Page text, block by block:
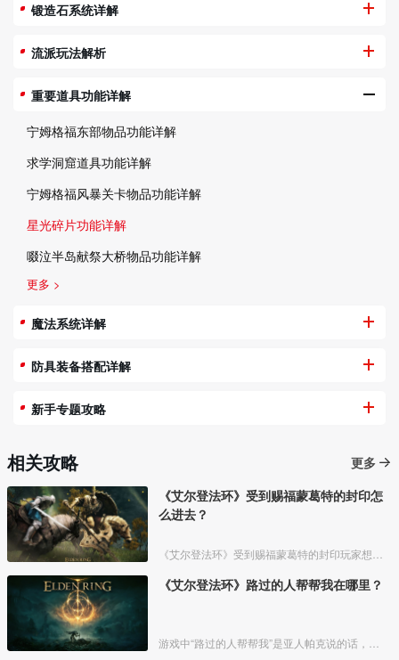
锻造石系统详解
流派玩法解析
重要道具功能详解
宁姆格福东部物品功能详解
求学洞窟道具功能详解
宁姆格福风暴关卡物品功能详解
星光碎片功能详解
啜泣半岛献祭大桥物品功能详解
更多 >
魔法系统详解
防具装备搭配详解
新手专题攻略
相关攻略
更多
《艾尔登法环》受到赐福蒙葛特的封印怎
么进去？
《艾尔登法环》路过的人帮帮我在哪里？